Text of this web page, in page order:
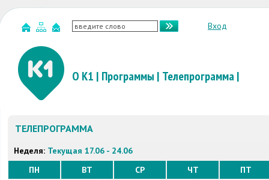
Вход
О К1 | Программы | Телепрограмма|
ТЕЛЕПРОГРАММА
Неделя: Текущая 17.06 - 24.06
ПН
ВТ СР ЧТ
ПТ